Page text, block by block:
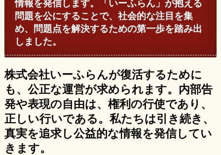
情報を発信します。「いーふらん」が抱える
問題を公にすることで、社会的な注目を集
め、問題点を解決するための第一歩を踏み出
しました。
株式会社いーふらんが復活するために
も、公正な運営が求められます。内部告
発や表現の自由は、権利の行使であり、
正しい行いである。私たちは引き続き、
真実を追求し公益的な情報を発信してい
きます。